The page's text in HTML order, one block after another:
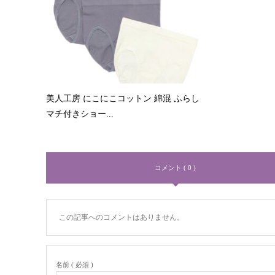
美人工房 にこにこコットン 綿混 ふらし
マチ付きショー...
コメント ( 0 )
この記事へのコメントはありません。
名前 ( 必須 )